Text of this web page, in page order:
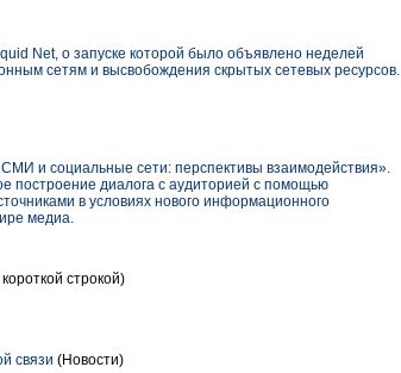
Net, о запуске которой было объявлено неделей
сетям и высвобождения скрытых сетевых ресурсов.
и социальные сети: перспективы взаимодействия».
построение диалога с аудиторией с помощью
в условиях нового информационного
медиа.
строкой)
связи (Новости)